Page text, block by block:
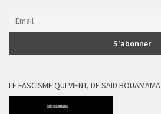
LE FASCISME QUI VIENT, DE SAÏD BOUAMAMA